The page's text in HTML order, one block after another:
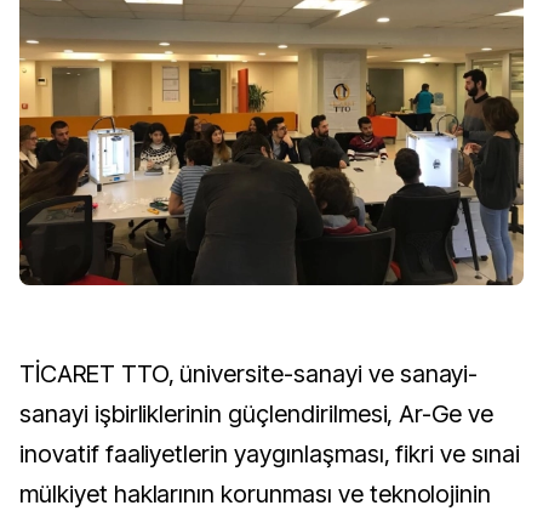
TİCARET TTO, üniversite-sanayi ve sanayi-
sanayi işbirliklerinin güçlendirilmesi, Ar-Ge ve
inovatif faaliyetlerin yaygınlaşması, fikri ve sınai
mülkiyet haklarının korunması ve teknolojinin